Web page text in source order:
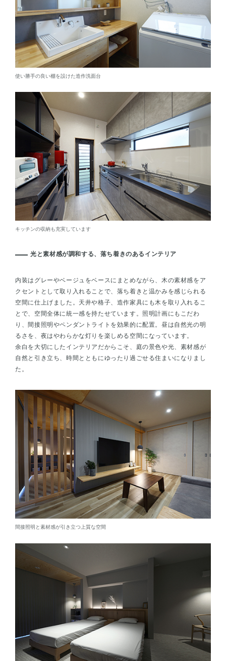
使い勝手の良い棚を設けた造作洗面台
キッチンの収納も充実しています
光と素材感が調和する、落ち着きのあるインテリア
内装はグレーやベージュをベースにまとめながら、木の素材感をア
クセントとして取り入れることで、落ち着きと温かみを感じられる
空間に仕上げました。天井や格子、造作家具にも木を取り入れるこ
とで、空間全体に統一感を持たせています。照明計画にもこだわ
り、間接照明やペンダントライトを効果的に配置。昼は自然光の明
るさを、夜はやわらかな灯りを楽しめる空間になっています。
余白を大切にしたインテリアだからこそ、庭の景色や光、素材感が
自然と引き立ち、時間とともにゆったり過ごせる住まいになりまし
た。
間接照明と素材感が引き立つ上質な空間